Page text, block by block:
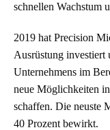
schnellen Wachstum
2019 hat Precision
Ausrüstung investiert
Unternehmens im
neue Möglichkeiten
schaffen. Die neuste
40 Prozent bewirkt.